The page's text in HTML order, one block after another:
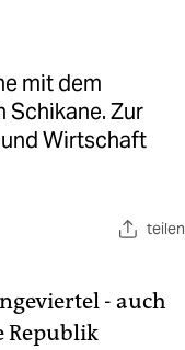
mit dem
Schikane. Zur
Wirtschaft
teilen
- auch
Republik